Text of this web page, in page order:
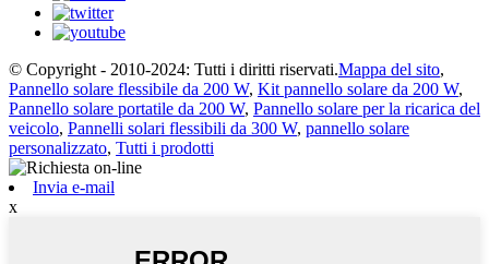
© Copyright - 2010-2024: Tutti i diritti riservati.Mappa del sito,
Pannello solare flessibile da 200 W, Kit pannello solare da 200 W,
Pannello solare portatile da 200 W, Pannello solare per la ricarica del
veicolo, Pannelli solari flessibili da 300 W, pannello solare
personalizzato, Tutti i prodotti
Invia e-mail
x